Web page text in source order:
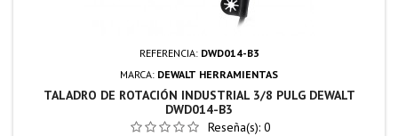
REFERENCIA: DWD014-B3
MARCA: DEWALT HERRAMIENTAS
TALADRO DE ROTACIÓN INDUSTRIAL 3/8 PULG DEWALT
DWD014-B3
Reseña(s): 0